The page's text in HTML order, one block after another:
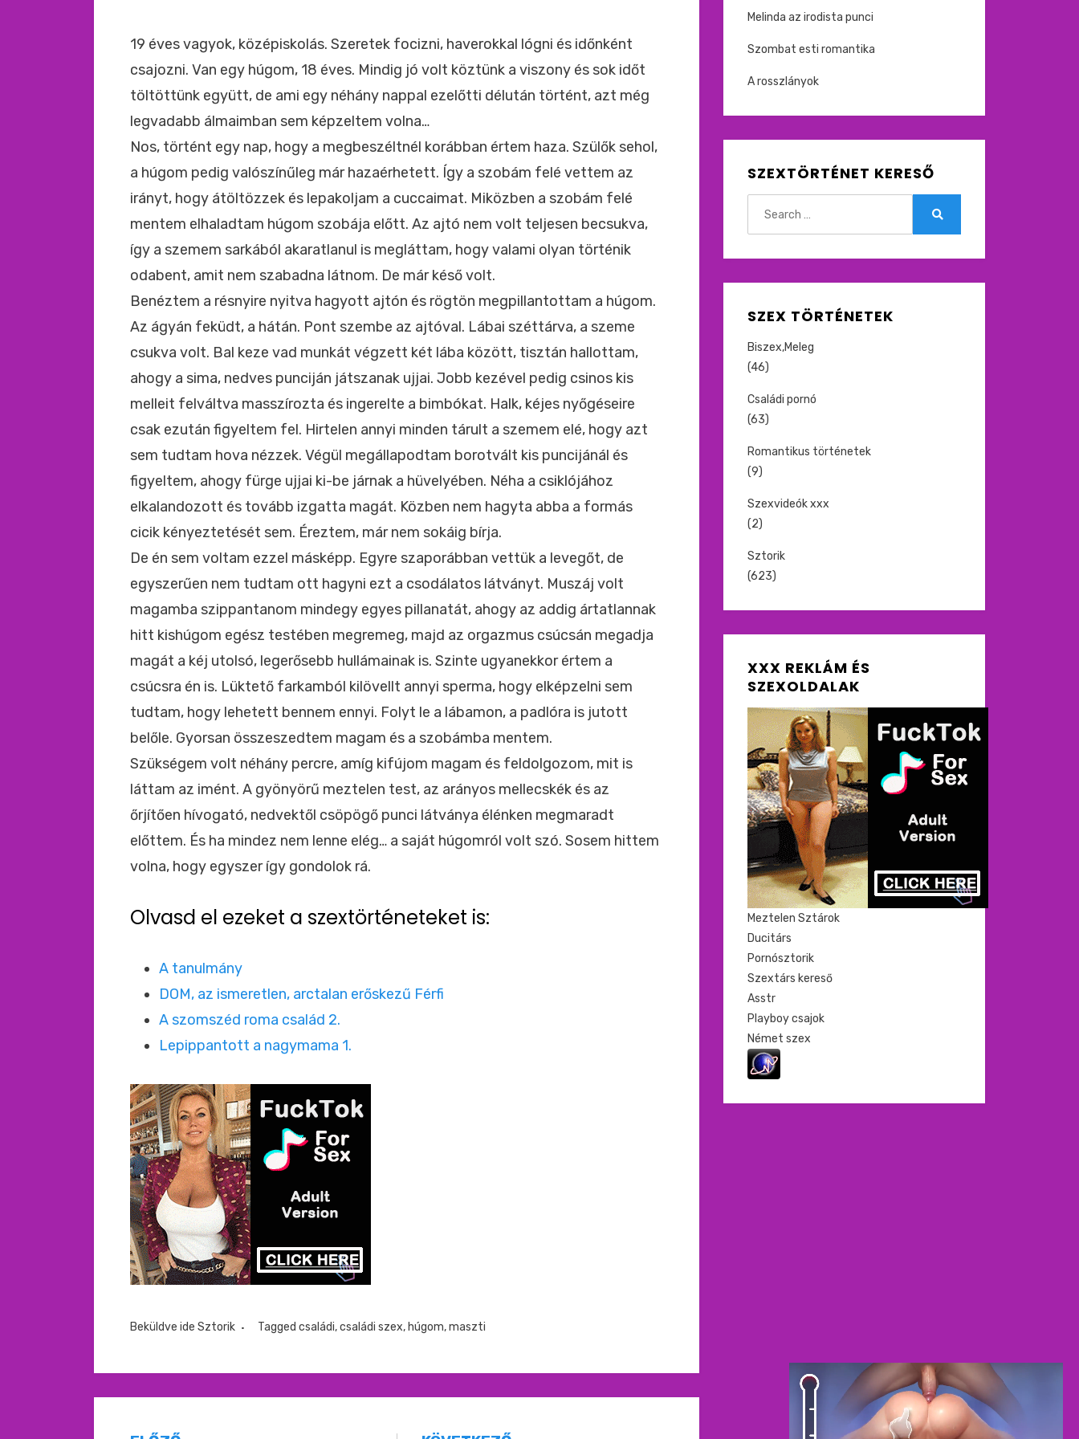
19 éves vagyok, középiskolás. Szeretek focizni, haverokkal lógni és időnként
csajozni. Van egy húgom, 18 éves. Mindig jó volt köztünk a viszony és sok időt
töltöttünk együtt, de ami egy néhány nappal ezelőtti délután történt, azt még
legvadabb álmaimban sem képzeltem volna…
Nos, történt egy nap, hogy a megbeszéltnél korábban értem haza. Szülők sehol,
a húgom pedig valószínűleg már hazaérhetett. Így a szobám felé vettem az
irányt, hogy átöltözzek és lepakoljam a cuccaimat. Miközben a szobám felé
mentem elhaladtam húgom szobája előtt. Az ajtó nem volt teljesen becsukva,
így a szemem sarkából akaratlanul is megláttam, hogy valami olyan történik
odabent, amit nem szabadna látnom. De már késő volt.
Benéztem a résnyire nyitva hagyott ajtón és rögtön megpillantottam a húgom.
Az ágyán feküdt, a hátán. Pont szembe az ajtóval. Lábai széttárva, a szeme
csukva volt. Bal keze vad munkát végzett két lába között, tisztán hallottam,
ahogy a sima, nedves punciján játszanak ujjai. Jobb kezével pedig csinos kis
melleit felváltva masszírozta és ingerelte a bimbókat. Halk, kéjes nyőgéseire
csak ezután figyeltem fel. Hirtelen annyi minden tárult a szemem elé, hogy azt
sem tudtam hova nézzek. Végül megállapodtam borotvált kis puncijánál és
figyeltem, ahogy fürge ujjai ki-be járnak a hüvelyében. Néha a csiklójához
elkalandozott és tovább izgatta magát. Közben nem hagyta abba a formás
cicik kényeztetését sem. Éreztem, már nem sokáig bírja.
De én sem voltam ezzel másképp. Egyre szaporábban vettük a levegőt, de
egyszerűen nem tudtam ott hagyni ezt a csodálatos látványt. Muszáj volt
magamba szippantanom mindegy egyes pillanatát, ahogy az addig ártatlannak
hitt kishúgom egész testében megremeg, majd az orgazmus csúcsán megadja
magát a kéj utolsó, legerősebb hullámainak is. Szinte ugyanekkor értem a
csúcsra én is. Lüktető farkamból kilövellt annyi sperma, hogy elképzelni sem
tudtam, hogy lehetett bennem ennyi. Folyt le a lábamon, a padlóra is jutott
belőle. Gyorsan összeszedtem magam és a szobámba mentem.
Szükségem volt néhány percre, amíg kifújom magam és feldolgozom, mit is
láttam az imént. A gyönyörű meztelen test, az arányos mellecskék és az
őrjítően hívogató, nedvektől csöpögő punci látványa élénken megmaradt
előttem. És ha mindez nem lenne elég… a saját húgomról volt szó. Sosem hittem
volna, hogy egyszer így gondolok rá.
Olvasd el ezeket a szextörténeteket is:
A tanulmány
DOM, az ismeretlen, arctalan erőskezű Férfi
A szomszéd roma család 2.
Lepippantott a nagymama 1.
Beküldve ide Sztorik Tagged családi,családi szex, húgom,maszti
Melinda az irodista punci
Szombat esti romantika
A rosszlányok
SZEXTÖRTÉNET KERESŐ
SZEX TÖRTÉNETEK
Biszex,Meleg
(46)
Családi pornó
(63)
Romantikus történetek
(9)
Szexvideók xxx
(2)
Sztorik
(623)
XXX REKLÁM ÉS
SZEXOLDALAK
Meztelen Sztárok
Ducitárs
Pornósztorik
Szextárs kereső
Asstr
Playboy csajok
Német szex